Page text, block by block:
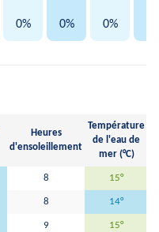
0% 0% 0%
Heures
d'ensoleillement
Température
de l'eau de
mer (°C)
8 15°
8 14°
9 15°